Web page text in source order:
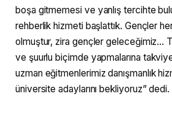
boşa gitmemesi ve yanlış tercihte
rehberlik hizmeti başlattık. Gençler
olmuştur, zira gençler geleceğimiz…
ve şuurlu biçimde yapmalarına
uzman eğitmenlerimiz danışmanlık
üniversite adaylarını bekliyoruz” dedi.